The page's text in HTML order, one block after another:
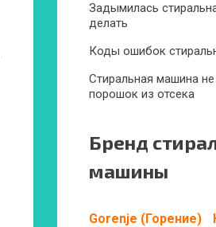
Задымилась
делать
Коды ошибок
Стиральная машина
порошок из отсека
Бренд
машины
Gorenje (Горение)